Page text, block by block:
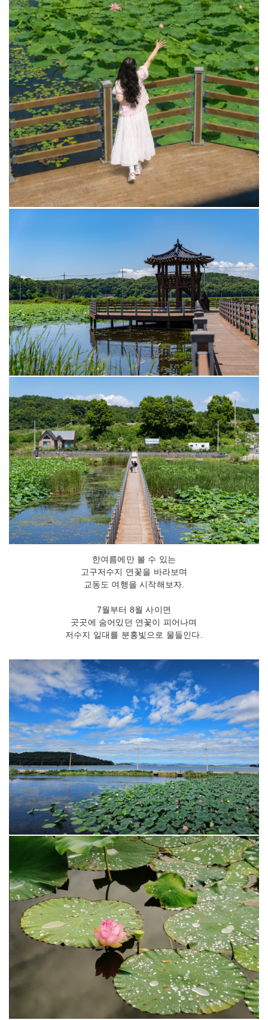
한여름에만 볼 수 있는
고구저수지 연꽃을 바라보며
교동도 여행을 시작해보자.
7월부터 8월 사이면
곳곳에 숨어있던 연꽃이 피어나며
저수지 일대를 분홍빛으로 물들인다.